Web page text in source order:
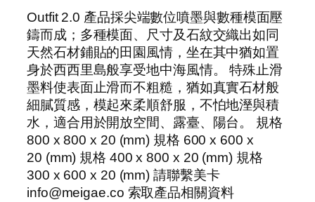
Outfit 2.0 產品採尖端數位噴墨與數種模面壓
鑄而成；多種模面、尺寸及石紋交織出如同
天然石材鋪貼的田園風情，坐在其中猶如置
身於西西里島般享受地中海風情。 特殊止滑
墨料使表面止滑而不粗糙，猶如真實石材般
細膩質感，模起來柔順舒服，不怕地溼與積
水，適合用於開放空間、露臺、陽台。 規格
800 x 800 x 20 (mm) 規格 600 x 600 x
20 (mm) 規格 400 x 800 x 20 (mm) 規格
300 x 600 x 20 (mm) 請聯繫美卡
info@meigae.co 索取產品相關資料